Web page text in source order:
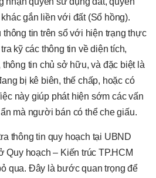
gắn liền với đất (Sổ hồng).
tin trên sổ với hiện trạng thực
kỹ các thông tin về diện tích,
tin chủ sở hữu, và đặc biệt là
bị kê biên, thế chấp, hoặc có
này giúp phát hiện sớm các vấn
mà người bán có thể che giấu.
thông tin quy hoạch tại UBND
Quy hoạch – Kiến trúc TP.HCM
qua. Đây là bước quan trọng để